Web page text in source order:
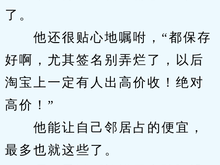
了。
他还很贴心地嘱咐，“都保存
好啊，尤其签名别弄烂了，以后
淘宝上一定有人出高价收！绝对
高价！”
他能让自己邻居占的便宜，
最多也就这些了。